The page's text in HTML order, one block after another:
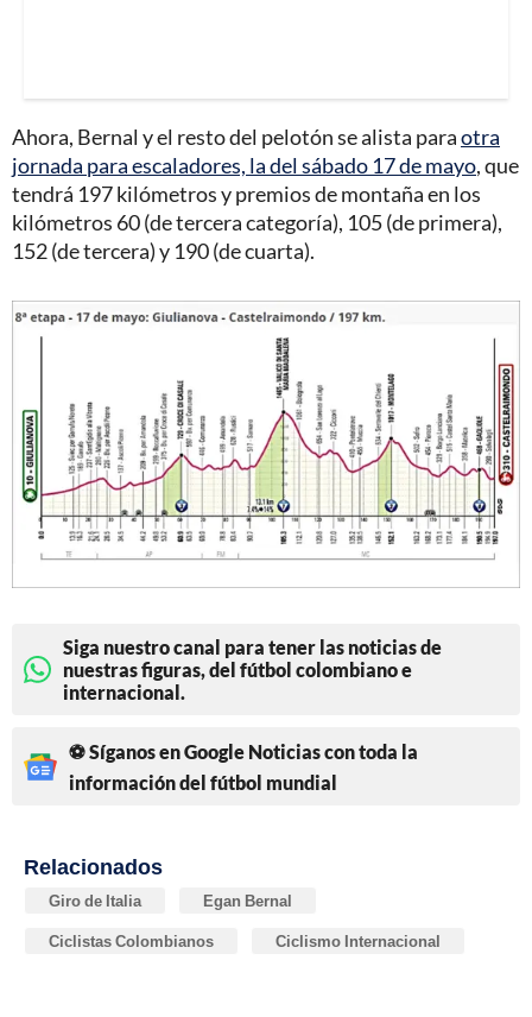
Ahora, Bernal y el resto del pelotón se alista paraotra
jornada para escaladores, la del sábado 17 de mayo, que
tendrá 197 kilómetros y premios de montaña en los
kilómetros 60 (de tercera categoría), 105 (de primera),
152 (de tercera) y 190 (de cuarta).
Siga nuestro canal para tener las noticias de
nuestras figuras, del fútbol colombiano e
internacional.
⚽ Síganos en Google Noticias con toda la
información del fútbol mundial
Relacionados
Giro de Italia Egan Bernal
Ciclistas Colombianos Ciclismo Internacional